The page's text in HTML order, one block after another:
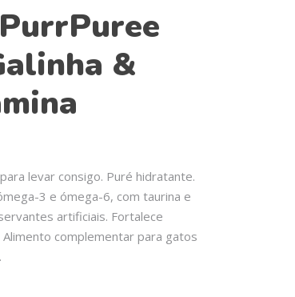
&
levar consigo. Puré hidratante.
3 e ómega-6, com taurina e
artificiais. Fortalece
complementar para gatos